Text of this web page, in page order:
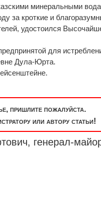
минеральными
за кроткие и
удостоился
для
Дула-Юрта.
пришлите пожалуйста.
или автору статьи!
генерал-